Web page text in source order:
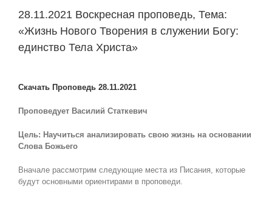
28.11.2021 Воскресная проповедь, Тема:
«Жизнь Нового Творения в служении Богу:
единство Тела Христа»
Image
Скачать Проповедь 28.11.2021
Проповедует Василий Статкевич
Цель: Научиться анализировать свою жизнь на основании
Слова Божьего
Вначале рассмотрим следующие места из Писания, которые
будут основными ориентирами в проповеди.